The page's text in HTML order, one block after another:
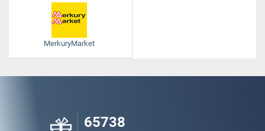
MerkuryMarket
65738